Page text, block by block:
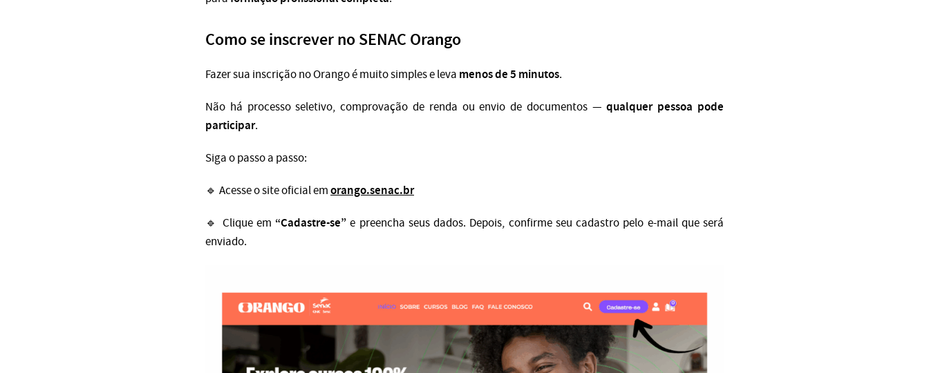
Como se inscrever no SENAC Orango
Fazer sua inscrição no Orango é muito simples e leva menos de 5 minutos.
Não há processo seletivo, comprovação de renda ou envio de documentos —qualquer pessoa pode
participar.
Siga o passo a passo:
🔹 Acesse o site oficial emorango.senac.br
🔹 Clique em “Cadastre-se” e preencha seus dados. Depois, confirme seu cadastro pelo e-mail que será
enviado.